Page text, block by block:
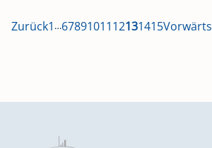
Zurück1 …6789101112131415Vorwärts